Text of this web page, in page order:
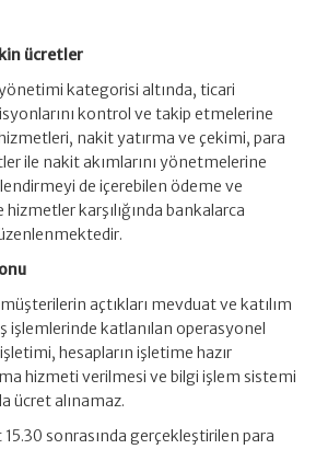
ücretler
kategorisi altında, ticari
kontrol ve takip etmelerine
nakit yatırma ve çekimi, para
ile nakit akımlarını yönetmelerine
de içerebilen ödeme ve
karşılığında bankalarca
açtıkları mevduat ve katılım
işlemlerinde katlanılan operasyonel
hesapların işletime hazır
hizmeti verilmesi ve bilgi işlem sistemi
ücret alınamaz.
15.30 sonrasında gerçekleştirilen para